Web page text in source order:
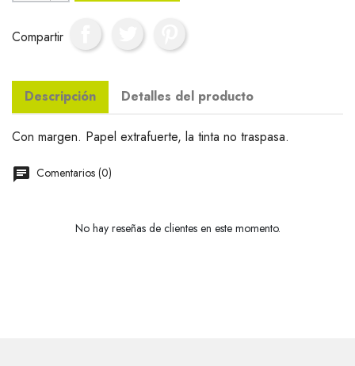
Compartir
Descripción Detalles del producto
Con margen. Papel extrafuerte, la tinta no traspasa.
Comentarios (0)
No hay reseñas de clientes en este momento.